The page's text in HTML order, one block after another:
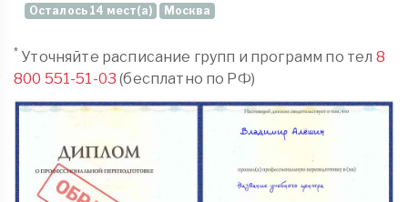
Осталось 14 мест(а) Москва
* Уточняйте расписание групп и программ по тел 8
800 551-51-03 (бесплатно по РФ)